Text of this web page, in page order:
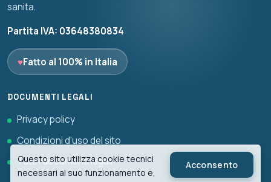
sanita.
Partita IVA: 03648380834
♥Fatto al 100% in Italia
DOCUMENTI LEGALI
Privacy policy
Condizioni d'uso del sito
Tutti i documenti legali
Questo sito utilizza cookie tecnici
necessari al suo funzionamento e,
Acconsento